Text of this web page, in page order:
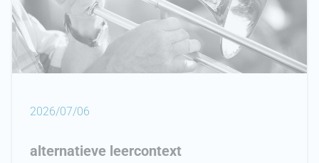
2026/07/06
alternatieve leercontext